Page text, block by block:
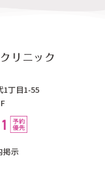
1丁目1-55
掲示